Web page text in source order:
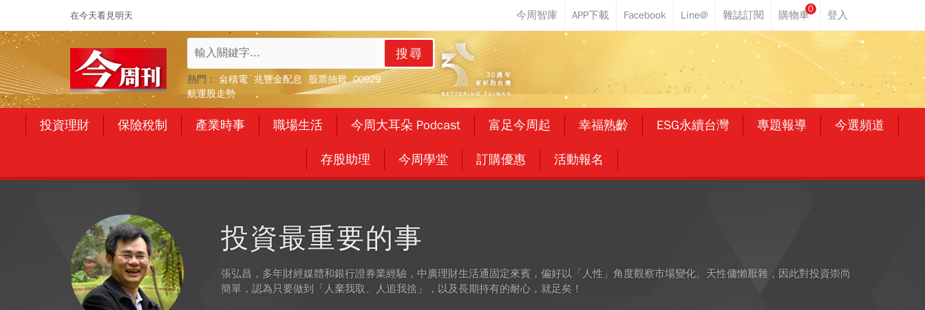
在今天看見明天
0
搜尋
熱門： 台積電 兆豐金配息 股票抽籤 00929
航運股走勢
投資理財 保險稅制 產業時事 職場生活 今周大耳朵 Podcast 富足今周起 幸福熟齡 ESG永續台灣 專題報導 今選頻道
存股助理 今周學堂 訂購優惠 活動報名
投資最重要的事
張弘昌，多年財經媒體和銀行證券業經驗，中廣理財生活通固定來賓，偏好以「人性」角度觀察市場變化。天性傭懶厭雜，因此對投資崇尚
簡單，認為只要做到「人棄我取、人追我捨」，以及長期持有的耐心，就足矣！